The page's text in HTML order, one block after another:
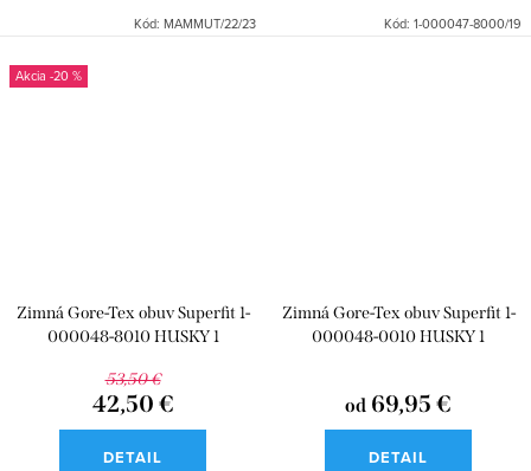
Kód: MAMMUT/22/23 Kód: 1-000047-8000/19
-20 %
Zimná Gore-Tex obuv Superfit 1-
000048-8010 HUSKY 1
53,50 €
42,50 €
DETAIL
Zimná Gore-Tex obuv Superfit 1-
000048-0010 HUSKY 1
od 69,95 €
DETAIL